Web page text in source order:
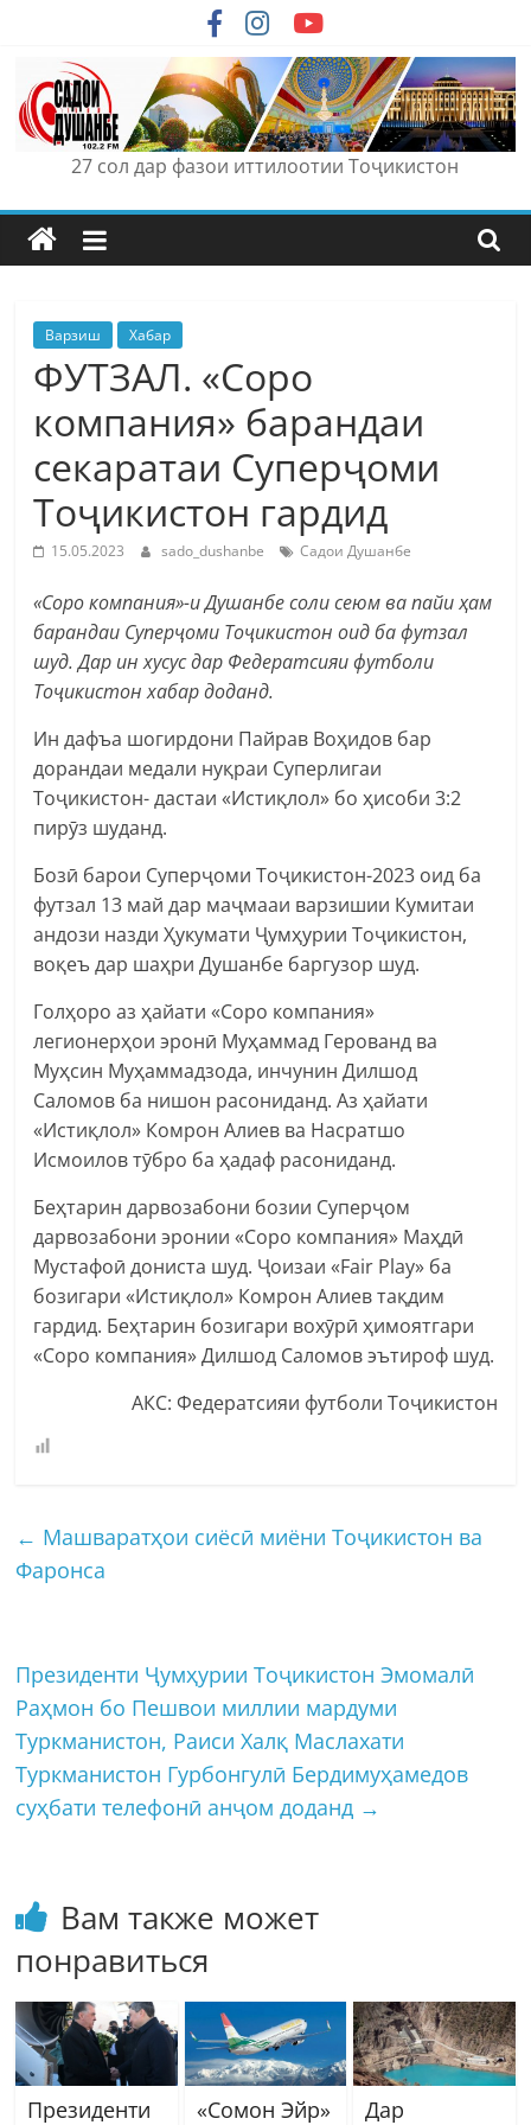
content
27 сол дар фазои иттилоотии Тоҷикистон
Варзиш Хабар
ФУТЗАЛ. «Соро
компания» барандаи
секаратаи Суперҷоми
Тоҷикистон гардид
15.05.2023 sado_dushanbe Садои Душанбе
«Соро компания»-и Душанбе соли сеюм ва пайи ҳам
барандаи Суперҷоми Тоҷикистон оид ба футзал
шуд. Дар ин хусус дар Федератсияи футболи
Тоҷикистон хабар доданд.
Ин дафъа шогирдони Пайрав Воҳидов бар
дорандаи медали нуқраи Суперлигаи
Тоҷикистон- дастаи «Истиқлол» бо ҳисоби 3:2
пирӯз шуданд.
Бозӣ барои Суперҷоми Тоҷикистон-2023 оид ба
футзал 13 май дар маҷмааи варзишии Кумитаи
андози назди Ҳукумати Ҷумҳурии Тоҷикистон,
воқеъ дар шаҳри Душанбе баргузор шуд.
Голҳоро аз ҳайати «Соро компания»
легионерҳои эронӣ Муҳаммад Герованд ва
Муҳсин Муҳаммадзода, инчунин Дилшод
Саломов ба нишон расониданд. Аз ҳайати
«Истиқлол» Комрон Алиев ва Насратшо
Исмоилов тӯбро ба ҳадаф расониданд.
Беҳтарин дарвозабони бозии Суперҷом
дарвозабони эронии «Соро компания» Маҳдӣ
Мустафоӣ дониста шуд. Ҷоизаи «Fair Play» ба
бозигари «Истиқлол» Комрон Алиев тақдим
гардид. Беҳтарин бозигари вохӯрӣ ҳимоятгари
«Соро компания» Дилшод Саломов эътироф шуд.
АКС: Федератсияи футболи Тоҷикистон
← Машваратҳои сиёсӣ миёни Тоҷикистон ва
Фаронса
Президенти Ҷумҳурии Тоҷикистон Эмомалӣ
Раҳмон бо Пешвои миллии мардуми
Туркманистон, Раиси Халқ Маслахати
Туркманистон Гурбонгулӣ Бердимуҳамедов
суҳбати телефонӣ анҷом доданд →
Вам также может
понравиться
Президенти
«Сомон Эйр»
Дар